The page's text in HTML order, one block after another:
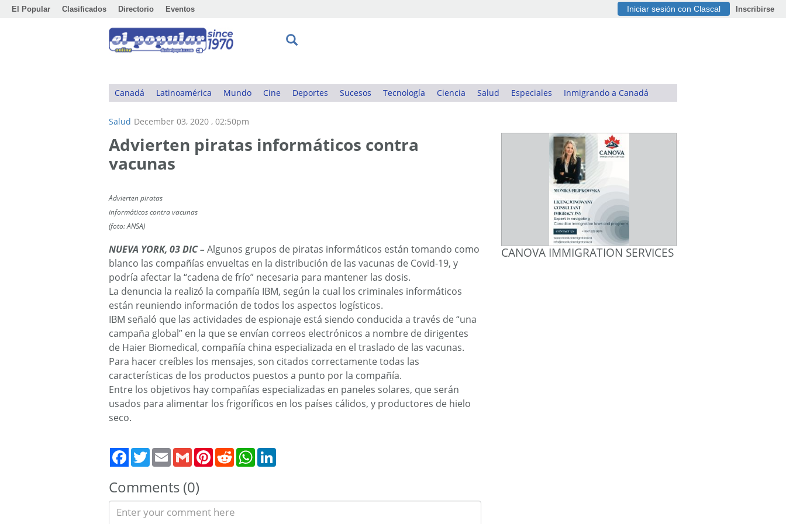
El Popular Clasificados Directorio Eventos Iniciar sesión con Clascal Inscribirse
Canadá Latinoamérica Mundo Cine Deportes Sucesos Tecnología Ciencia Salud Especiales Inmigrando a Canadá
Salud December 03, 2020 , 02:50pm
Advierten piratas informáticos contra
vacunas
Advierten piratas
informáticos contra vacunas
(foto: ANSA)
NUEVA YORK, 03 DIC –Algunos grupos de piratas informáticos están tomando como
blanco las compañías envueltas en la distribución de las vacunas de Covid-19, y
podría afectar la “cadena de frío” necesaria para mantener las dosis.
La denuncia la realizó la compañía IBM, según la cual los criminales informáticos
están reuniendo información de todos los aspectos logísticos.
IBM señaló que las actividades de espionaje está siendo conducida a través de “una
campaña global” en la que se envían correos electrónicos a nombre de dirigentes
de Haier Biomedical, compañía china especializada en el traslado de las vacunas.
Para hacer creíbles los mensajes, son citados correctamente todas las
características de los productos puestos a punto por la compañía.
Entre los objetivos hay compañías especializadas en paneles solares, que serán
usados para alimentar los frigoríficos en los países cálidos, y productores de hielo
seco.
TwitterEmail Gmail PinterestRedditWhatsApp
Comments (0)
CANOVA IMMIGRATION SERVICES